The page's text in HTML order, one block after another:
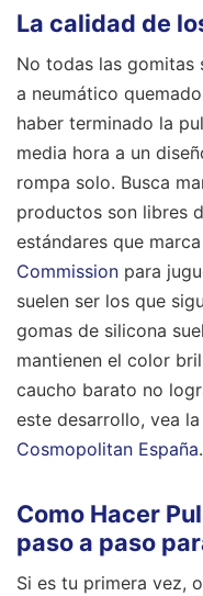
La calidad de
No todas las gomitas
a neumático
haber terminado la
media hora a un
rompa solo. Busca
productos son libres
estándares que
Commission para
suelen ser los que
gomas de silicona
mantienen el color
caucho barato no
este desarrollo, vea
Cosmopolitan España.
Como Hacer
paso a paso
Si es tu primera vez,